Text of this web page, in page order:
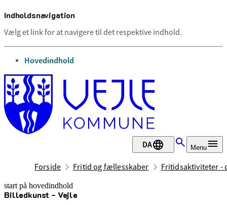
Indholdsnavigation
Vælg et link for at navigere til det respektive indhold.
gå til
Hovedindhold
DA Menu
Forside Fritid og fællesskaber Fritidsaktiviteter -
start på hovedindhold
Billedkunst - Vejle
senest opdateret 17. februar 2026